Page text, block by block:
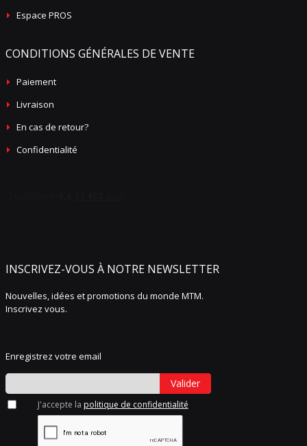
Espace PROS
CONDITIONS GÉNÉRALES DE VENTE
Paiement
Livraison
En cas de retour?
Confidentialité
INSCRIVEZ-VOUS À NOTRE NEWSLETTER
Nouvelles, idées et promotions du monde MTM.
Inscrivez vous.
Enregistrez votre email
Valider
J'accepte la politique de confidentialité